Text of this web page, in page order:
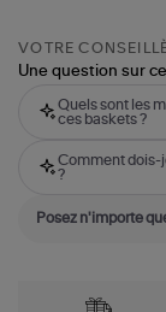
VOTRE
Une question sur
Quels sont les
ces baskets ?
Comment dois-
?